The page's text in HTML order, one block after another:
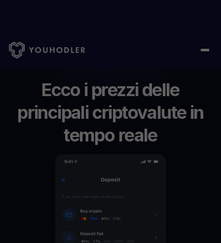
Home/Prezzi delle criptovalute
Ecco i prezzidelle
principalicriptovalute in
tempo reale